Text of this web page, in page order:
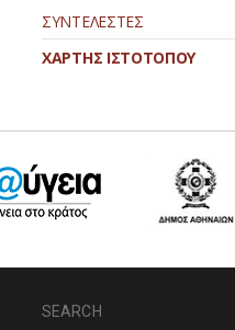
ΣΥΝΤΕΛΕΣΤΕΣ
ΧΑΡΤΗΣ ΙΣΤΟΤΟΠΟΥ